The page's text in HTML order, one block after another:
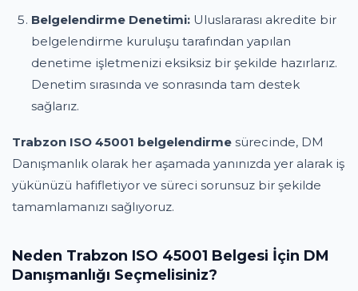
Belgelendirme Denetimi: Uluslararası akredite bir
belgelendirme kuruluşu tarafından yapılan
denetime işletmenizi eksiksiz bir şekilde hazırlarız.
Denetim sırasında ve sonrasında tam destek
sağlarız.
Trabzon ISO 45001 belgelendirme sürecinde, DM
Danışmanlık olarak her aşamada yanınızda yer alarak iş
yükünüzü hafifletiyor ve süreci sorunsuz bir şekilde
tamamlamanızı sağlıyoruz.
Neden Trabzon ISO 45001 Belgesi İçin DM
Danışmanlığı Seçmelisiniz?